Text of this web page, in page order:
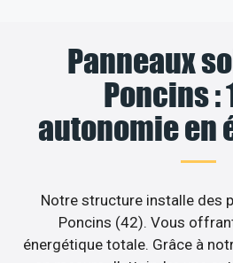
Panneaux
Poncins :
autonomie
Notre structure installe des
Poncins (42). Vous
énergétique totale. Grâce à